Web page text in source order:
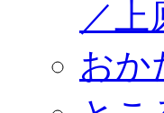
／上
おか